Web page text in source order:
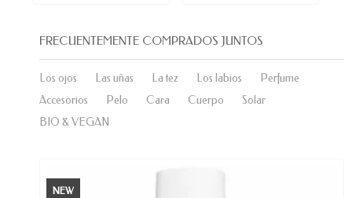
FRECUENTEMENTE COMPRADOS JUNTOS
Los ojos Las uñas La tez Los labios
Perfume
Accesorios
Pelo Cara Cuerpo
Solar
BIO & VEGAN
NEW